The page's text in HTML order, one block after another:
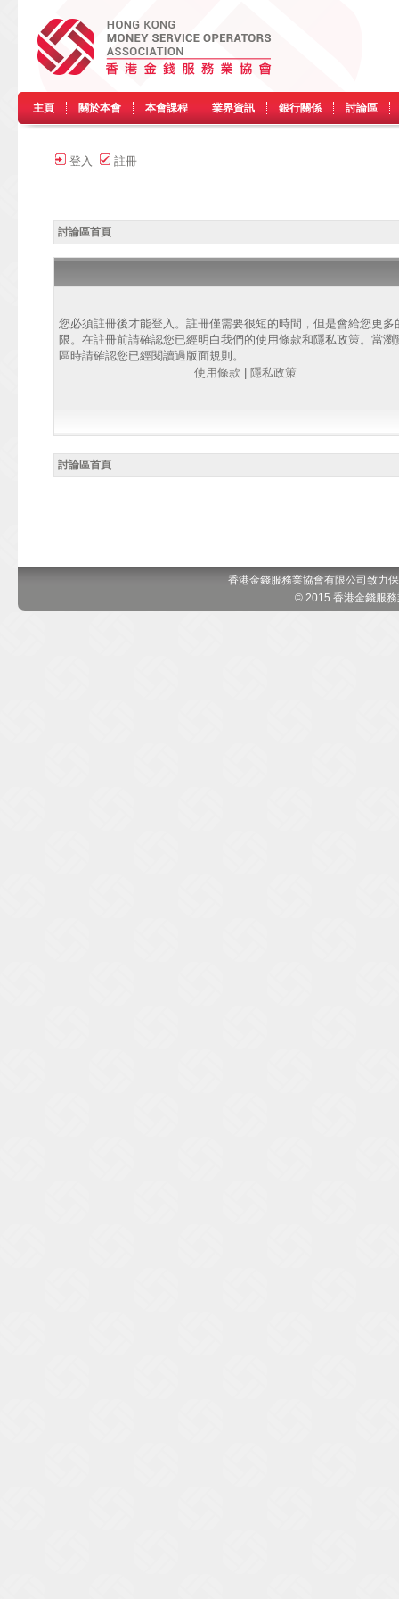
主頁 關於本會 本會課程 業界資訊 銀行關係 討論區
登入 註冊
討論區首頁
您必須註冊後才能登入。註冊僅需要很短的時間，但是會給您更多
限。在註冊前請確認您已經明白我們的使用條款和隱私政策。當瀏
區時請確認您已經閱讀過版面規則。
使用條款
隱私政策
討論區首頁
香港金錢服務業協會有限公司致力
© 2015 香港金錢服